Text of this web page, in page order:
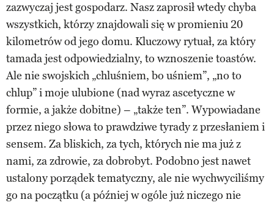
zazwyczaj jest gospodarz. Nasz zaprosił wtedy chyba
wszystkich, którzy znajdowali się w promieniu 20
kilometrów od jego domu. Kluczowy rytuał, za który
tamada jest odpowiedzialny, to wznoszenie toastów.
Ale nie swojskich „chluśniem, bo uśniem”, „no to
chlup” i moje ulubione (nad wyraz ascetyczne w
formie, a jakże dobitne) – „także ten”. Wypowiadane
przez niego słowa to prawdziwe tyrady z przesłaniem i
sensem. Za bliskich, za tych, których nie ma już z
nami, za zdrowie, za dobrobyt. Podobno jest nawet
ustalony porządek tematyczny, ale nie wychwyciliśmy
go na początku (a później w ogóle już niczego nie